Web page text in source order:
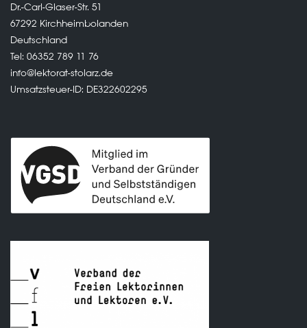
Dr.-Carl-Glaser-Str. 51
67292 Kirchheimbolanden
Deutschland
Tel: 06352 789 11 76
info@lektorat-stolarz.de
Umsatzsteuer-ID: DE322602295